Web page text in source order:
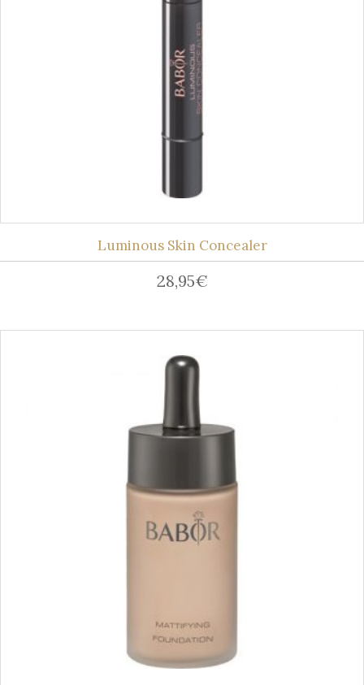
Luminous Skin Concealer
28,95€